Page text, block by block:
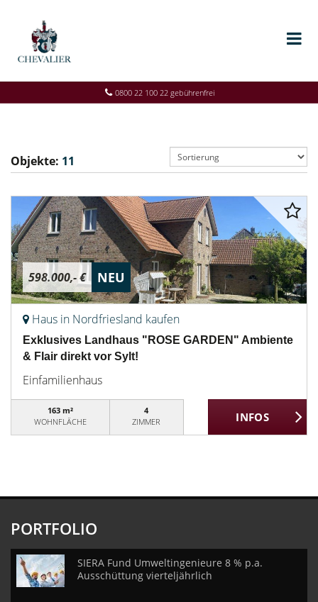
0800 22 100 22 gebührenfrei
Objekte: 11
598.000,- € NEU
Haus in Nordfriesland kaufen
Exklusives Landhaus "ROSE GARDEN" Ambiente
& Flair direkt vor Sylt!
Einfamilienhaus
163 m²
WOHNFLÄCHE
4
ZIMMER
PORTFOLIO
SIERA Fund Umweltingenieure 8 % p.a.
Ausschüttung vierteljährlich